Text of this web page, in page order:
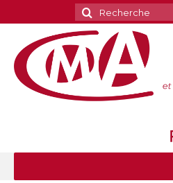
Rechercher
: